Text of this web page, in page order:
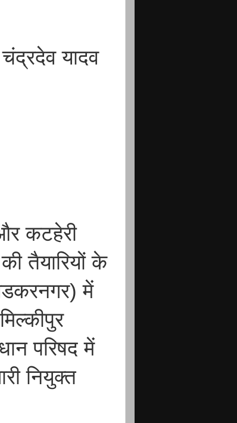
चंद्रदेव यादव
कटहेरी
तैयारियों के
में
परिषद में
नियुक्त